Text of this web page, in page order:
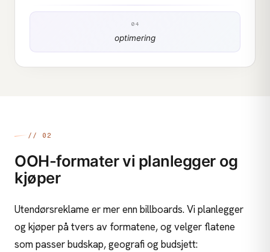
04
optimering
// 02
OOH-formater vi planlegger og
kjøper
Utendørsreklame er mer enn billboards. Vi planlegger
og kjøper på tvers av formatene, og velger flatene
som passer budskap, geografi og budsjett: